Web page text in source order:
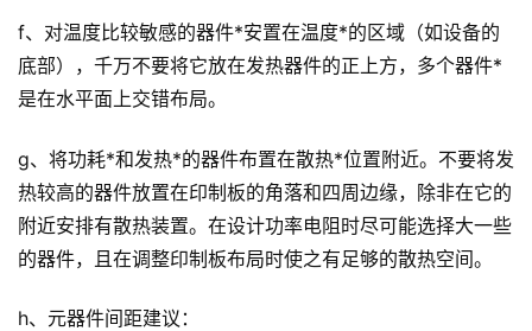
f、对温度比较敏感的器件*安置在温度*的区域（如设备的
底部），千万不要将它放在发热器件的正上方，多个器件*
是在水平面上交错布局。
g、将功耗*和发热*的器件布置在散热*位置附近。不要将发
热较高的器件放置在印制板的角落和四周边缘，除非在它的
附近安排有散热装置。在设计功率电阻时尽可能选择大一些
的器件，且在调整印制板布局时使之有足够的散热空间。
h、元器件间距建议：